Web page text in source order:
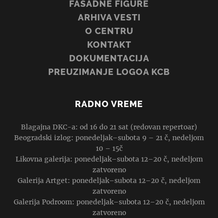
FASADNE FIGURE
ARHIVA VESTI
O CENTRU
KONTAKT
DOKUMENTACIJA
PREUZIMANJE LOGOA KCB
RADNO VREME
Blagajna DKC-a: od 16 do 21 sat (redovan repertoar)
Beogradski izlog: ponedeljak–subota 9 – 21 č, nedeljom
10 – 15č
Likovna galerija: ponedeljak–subota 12–20 č, nedeljom
zatvoreno
Galerija Artget: ponedeljak–subota 12–20 č, nedeljom
zatvoreno
Galerija Podroom: ponedeljak–subota 12–20 č, nedeljom
zatvoreno